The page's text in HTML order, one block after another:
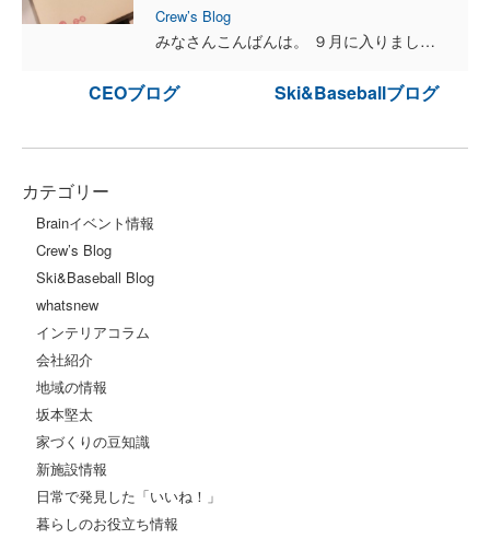
Crew’s Blog
みなさんこんばんは。 ９月に入りましたね♪ 秋を感じることが多くなってきましたね。 お店に行けば服は秋物の新作がずらりと並び、夏は売り尽くしセール！ 季節が変わるんだなぁ～とそ...
CEOブログ Ski&Baseballブログ
カテゴリー
Brainイベント情報
Crew’s Blog
Ski&Baseball Blog
whatsnew
インテリアコラム
会社紹介
地域の情報
坂本堅太
家づくりの豆知識
新施設情報
日常で発見した「いいね！」
暮らしのお役立ち情報